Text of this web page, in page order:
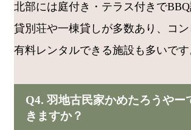
北部には庭付き・テラス付きで
貸別荘や一棟貸しが多数あり、コ
有料レンタルできる施設も多いです
Q4. 羽地古民家かめたろうやー
きますか？